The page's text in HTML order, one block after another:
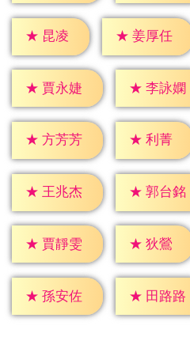
★ 昆凌 ★ 姜厚任
★ 賈永婕 ★ 李詠嫻
★ 方芳芳 ★ 利菁
★ 王兆杰 ★ 郭台銘
★ 賈靜雯 ★ 狄鶯
★ 孫安佐 ★ 田路路